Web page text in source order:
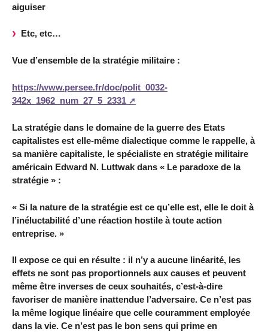
aiguiser
Etc, etc…
Vue d’ensemble de la stratégie militaire :
https://www.persee.fr/doc/polit_0032-
342x_1962_num_27_5_2331
La stratégie dans le domaine de la guerre des Etats
capitalistes est elle-même dialectique comme le rappelle, à
sa manière capitaliste, le spécialiste en stratégie militaire
américain Edward N. Luttwak dans « Le paradoxe de la
stratégie » :
« Si la nature de la stratégie est ce qu’elle est, elle le doit à
l’inéluctabilité d’une réaction hostile à toute action
entreprise. »
Il expose ce qui en résulte : il n’y a aucune linéarité, les
effets ne sont pas proportionnels aux causes et peuvent
même être inverses de ceux souhaités, c’est-à-dire
favoriser de manière inattendue l’adversaire. Ce n’est pas
la même logique linéaire que celle couramment employée
dans la vie. Ce n’est pas le bon sens qui prime en